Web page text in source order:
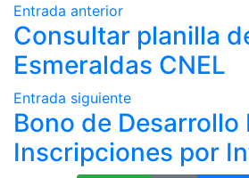
Entrada anterior
Consultar planilla
Esmeraldas CNEL
Entrada siguiente
Bono de Desarrollo
Inscripciones por